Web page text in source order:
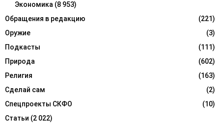
Экономика (8 953)
Обращения в редакцию
(221)
Оружие
(3)
Подкасты
(111)
Природа
(602)
Религия
(163)
Сделай сам
(2)
Спецпроекты СКФО
(10)
Статьи (2 022)